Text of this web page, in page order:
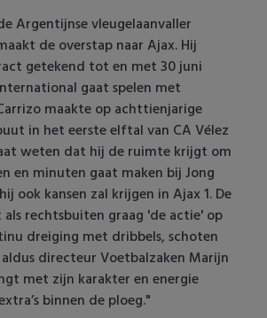
Argentijnse vleugelaanvaller
de overstap naar Ajax. Hij
getekend tot en met 30 juni
gaat spelen met
maakte op achttienjarige
in het eerste elftal van CA Vélez
weten dat hij de ruimte krijgt om
en minuten gaat maken bij Jong
ook kansen zal krijgen in Ajax 1. De
rechtsbuiten graag 'de actie' op
dreiging met dribbels, schoten
directeur Voetbalzaken Marijn
met zijn karakter en energie
binnen de ploeg."